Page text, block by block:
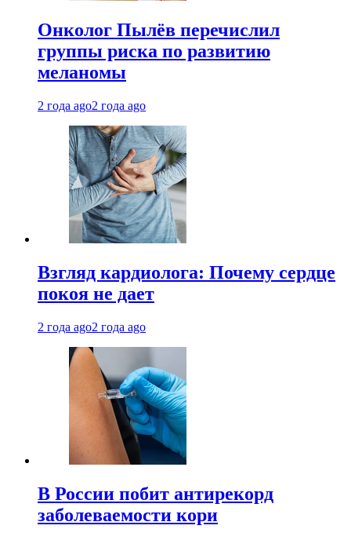
Онколог Пылёв перечислил
группы риска по развитию
меланомы
2 года ago2 года ago
Взгляд кардиолога: Почему сердце
покоя не дает
2 года ago2 года ago
В России побит антирекорд
заболеваемости кори